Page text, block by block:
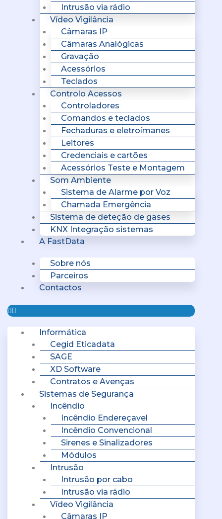
Intrusão via rádio
Vídeo Vigilância
Câmaras IP
Câmaras Analógicas
Gravação
Acessórios
Teclados
Controlo Acessos
Controladores
Comandos e teclados
Fechaduras e eletroímanes
Leitores
Credenciais e cartões
Acessórios Teste e Montagem
Som Ambiente
Sistema de Alarme por Voz
Chamada Emergência
Sistema de deteção de gases
KNX Integração sistemas
A FastData
Sobre nós
Parceiros
Contactos
Informática
Cegid Eticadata
SAGE
XD Software
Contratos e Avenças
Sistemas de Segurança
Incêndio
Incêndio Endereçavel
Incêndio Convencional
Sirenes e Sinalizadores
Módulos
Intrusão
Intrusão por cabo
Intrusão via rádio
Vídeo Vigilância
Câmaras IP